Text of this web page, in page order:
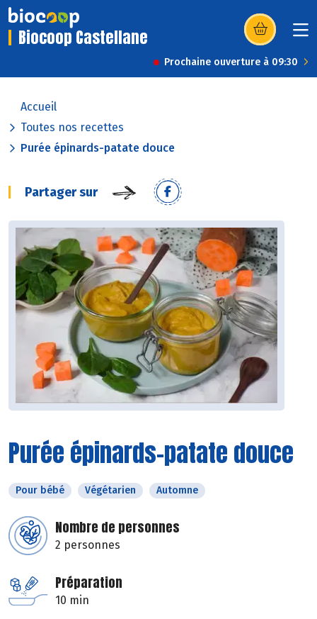
Biocoop Castellane (s’ouvre dans
Prochaine ouverture à 09:30
Accueil
Toutes nos recettes
Purée épinards-patate douce
Partager sur
Purée épinards-patate douce
Pour bébé Végétarien Automne
Nombre de personnes
2 personnes
Préparation
10 min